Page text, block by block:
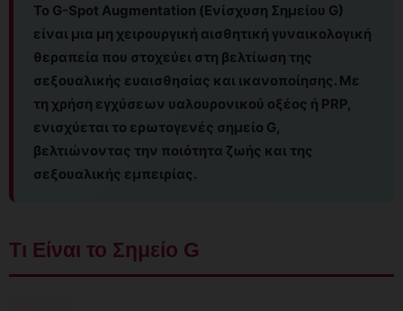
Το G-Spot Augmentation (Ενίσχυση Σημείου G)
είναι μια μη χειρουργική αισθητική γυναικολογική
θεραπεία που στοχεύει στη βελτίωση της
σεξουαλικής ευαισθησίας και ικανοποίησης. Με
τη χρήση εγχύσεων υαλουρονικού οξέος ή PRP,
ενισχύεται το ερωτογενές σημείο G,
βελτιώνοντας την ποιότητα ζωής και της
σεξουαλικής εμπειρίας.
Τι Είναι το Σημείο G